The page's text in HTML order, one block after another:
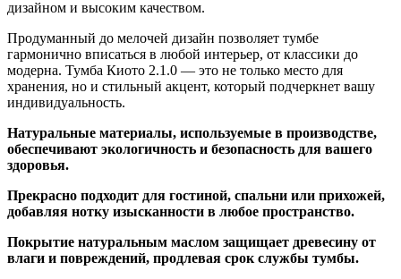
дизайном и высоким качеством.
Продуманный до мелочей дизайн позволяет тумбе
гармонично вписаться в любой интерьер, от классики до
модерна. Тумба Киото 2.1.0 — это не только место для
хранения, но и стильный акцент, который подчеркнет вашу
индивидуальность.
Натуральные материалы, используемые в производстве,
обеспечивают экологичность и безопасность для вашего
здоровья.
Прекрасно подходит для гостиной, спальни или прихожей,
добавляя нотку изысканности в любое пространство.
Покрытие натуральным маслом защищает древесину от
влаги и повреждений, продлевая срок службы тумбы.